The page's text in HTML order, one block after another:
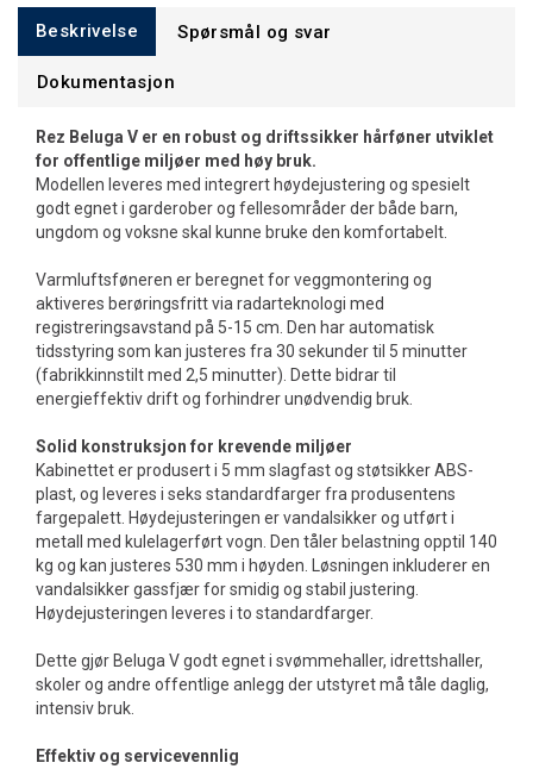
Beskrivelse Spørsmål og svar
Dokumentasjon
Rez Beluga V er en robust og driftssikker hårføner utviklet
for offentlige miljøer med høy bruk.
Modellen leveres med integrert høydejustering og spesielt
godt egnet i garderober og fellesområder der både barn,
ungdom og voksne skal kunne bruke den komfortabelt.
Varmluftsføneren er beregnet for veggmontering og
aktiveres berøringsfritt via radarteknologi med
registreringsavstand på 5-15 cm. Den har automatisk
tidsstyring som kan justeres fra 30 sekunder til 5 minutter
(fabrikkinnstilt med 2,5 minutter). Dette bidrar til
energieffektiv drift og forhindrer unødvendig bruk.
Solid konstruksjon for krevende miljøer
Kabinettet er produsert i 5 mm slagfast og støtsikker ABS-
plast, og leveres i seks standardfarger fra produsentens
fargepalett. Høydejusteringen er vandalsikker og utført i
metall med kulelagerført vogn. Den tåler belastning opptil 140
kg og kan justeres 530 mm i høyden. Løsningen inkluderer en
vandalsikker gassfjær for smidig og stabil justering.
Høydejusteringen leveres i to standardfarger.
Dette gjør Beluga V godt egnet i svømmehaller, idrettshaller,
skoler og andre offentlige anlegg der utstyret må tåle daglig,
intensiv bruk.
Effektiv og servicevennlig